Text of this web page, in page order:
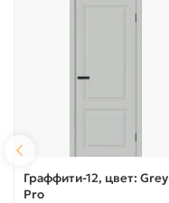
Граффити-12, цвет: Grey
Pro